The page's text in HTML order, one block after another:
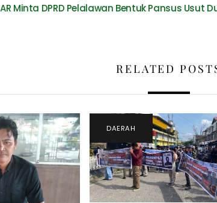
Minta DPRD Pelalawan Bentuk Pansus
RELATED
DAERAH